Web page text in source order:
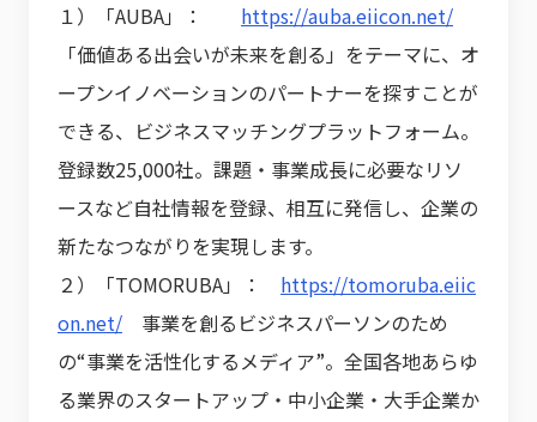
１）「AUBA」： https://auba.eiicon.net/
「価値ある出会いが未来を創る」をテーマに、オ
ープンイノベーションのパートナーを探すことが
できる、ビジネスマッチングプラットフォーム。
登録数25,000社。課題・事業成長に必要なリソ
ースなど自社情報を登録、相互に発信し、企業の
新たなつながりを実現します。
２）「TOMORUBA」： https://tomoruba.eiic
on.net/ 事業を創るビジネスパーソンのため
の“事業を活性化するメディア”。全国各地あらゆ
る業界のスタートアップ・中小企業・大手企業か